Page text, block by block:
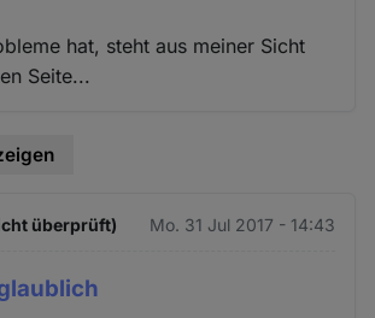
hat, steht aus meiner Sicht
Seite...
überprüft) Mo. 31 Jul 2017 - 14:43